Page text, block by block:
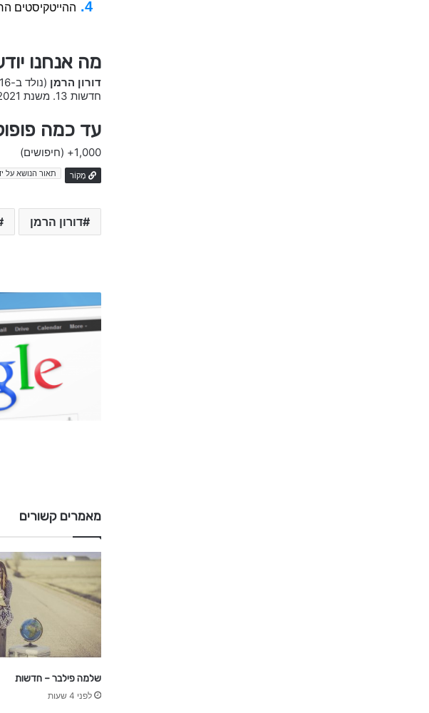
ההייטקיסטים
מה אנחנו
דורון הרמן
חדשות 13. משנת 2021 משמש כמנכ"ל של חברת SafeSchool Analytics.
עד כמה
1,000+ (חיפושים)
מָקוֹר תאור הנושא על
דורון הרמן
ל
ט
מאמרים קשורים
שלמה פילבר – חדשות
לפני 4 שעות